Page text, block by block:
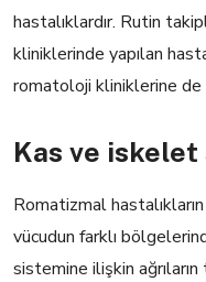
hastalıklardır. Rutin
kliniklerinde yapılan
romatoloji kliniklerine
Kas ve
Romatizmal
vücudun farklı
sistemine ilişkin